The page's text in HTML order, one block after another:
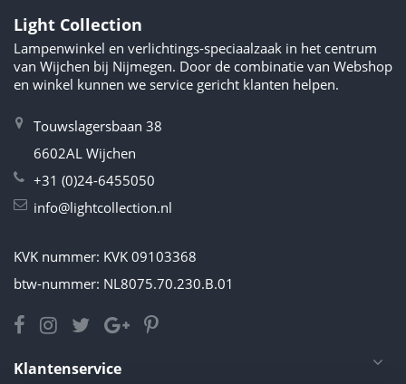
Light Collection
Lampenwinkel en verlichtings-speciaalzaak in het centrum
van Wijchen bij Nijmegen. Door de combinatie van Webshop
en winkel kunnen we service gericht klanten helpen.
Touwslagersbaan 38
6602AL Wijchen
+31 (0)24-6455050
info@lightcollection.nl
KVK nummer: KVK 09103368
btw-nummer: NL8075.70.230.B.01
Klantenservice